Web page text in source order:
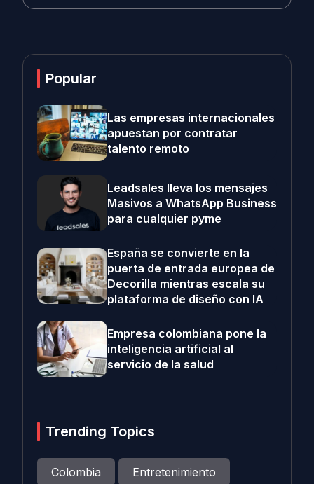
Popular
Las empresas internacionales
apuestan por contratar
talento remoto
Leadsales lleva los mensajes
Masivos a WhatsApp Business
para cualquier pyme
España se convierte en la
puerta de entrada europea de
Decorilla mientras escala su
plataforma de diseño con IA
Empresa colombiana pone la
inteligencia artificial al
servicio de la salud
Trending Topics
Colombia Entretenimiento